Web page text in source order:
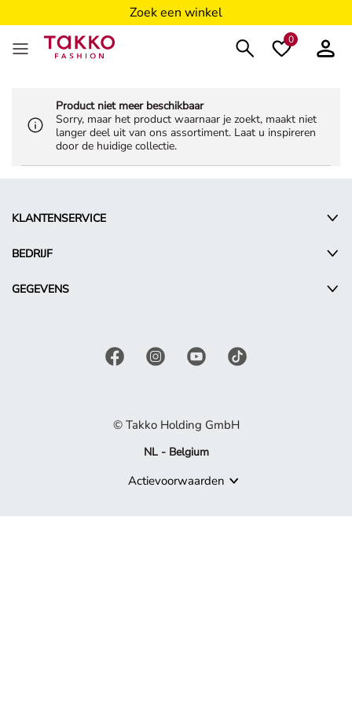
Zoek een winkel
0
Product niet meer beschikbaar
Sorry, maar het product waarnaar je zoekt, maakt niet
langer deel uit van ons assortiment. Laat u inspireren
door de huidige collectie.
KLANTENSERVICE
BEDRIJF
GEGEVENS
© Takko Holding GmbH
NL - Belgium
Actievoorwaarden